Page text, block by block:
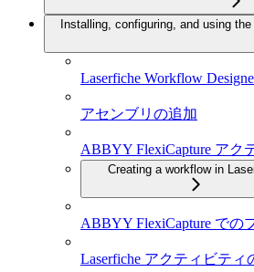
Installing, configuring, and using
Laserfiche Workflow
アセンブリの追加
ABBYY FlexiCapture アク
Creating a workflow in
ABBYY FlexiCapture での
Laserfiche アクティビティ